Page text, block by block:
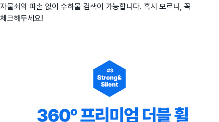
자물쇠의 파손 없이 수하물 검색이 가능합니다. 혹시 모르니, 꼭
체크해두세요!